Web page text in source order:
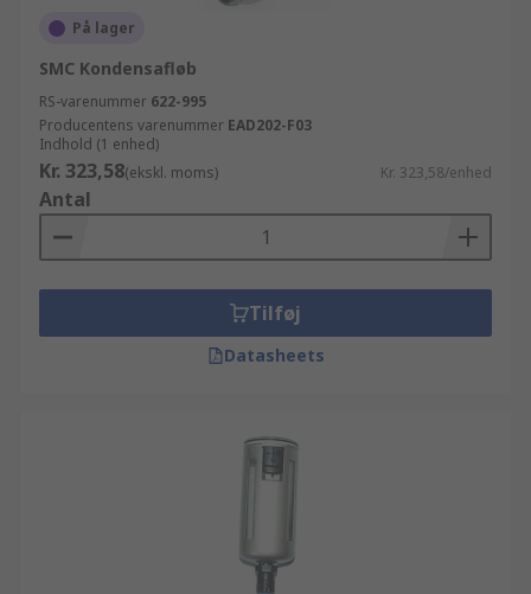
På lager
SMC Kondensafløb
RS-varenummer 622-995
Producentens varenummer EAD202-F03
Indhold (1 enhed)
Kr. 323,58(ekskl. moms) Kr. 323,58/enhed
Antal
Tilføj
Datasheets